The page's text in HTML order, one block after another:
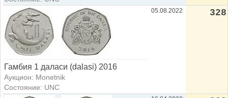
Гамбия 1 даласи (dalasi) 2016
Аукцион: Monetnik
Состояние: UNC
05.08.2022 328